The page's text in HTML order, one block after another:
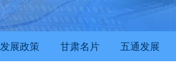
推动经济持续
发展政策 甘肃名片 五通发展